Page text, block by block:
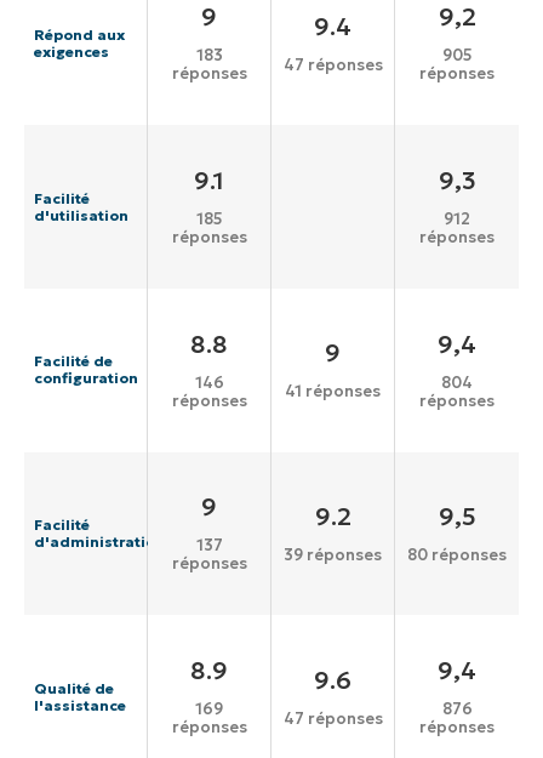
Répond aux
exigences
9
183
réponses
9.4
47 réponses
9,2
905
réponses
Facilité
d'utilisation
9.1
185
réponses
9,3
912
réponses
Facilité de
configuration
8.8
146
réponses
9
41 réponses
9,4
804
réponses
Facilité
d'administration
9
137
réponses
9.2
39 réponses
9,5
80 réponses
Qualité de
l'assistance
8.9
169
réponses
9.6
47 réponses
9,4
876
réponses